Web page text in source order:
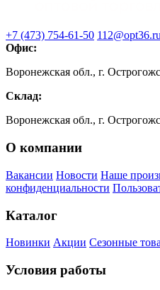
+7 (473) 754-61-50
Офис:
Воронежская обл., г.
Склад:
Воронежская обл., г.
О компании
Вакансии Новости Наше
конфиденциальности
Каталог
Новинки Акции Сезонные
Условия работы